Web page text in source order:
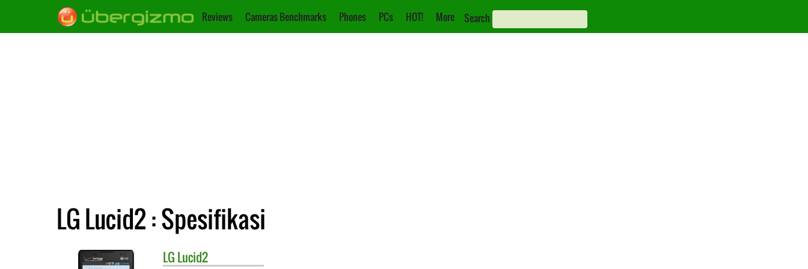
Reviews Cameras Benchmarks Phones PCs HOT! More Search
LG Lucid2 : Spesifikasi
LG Lucid2